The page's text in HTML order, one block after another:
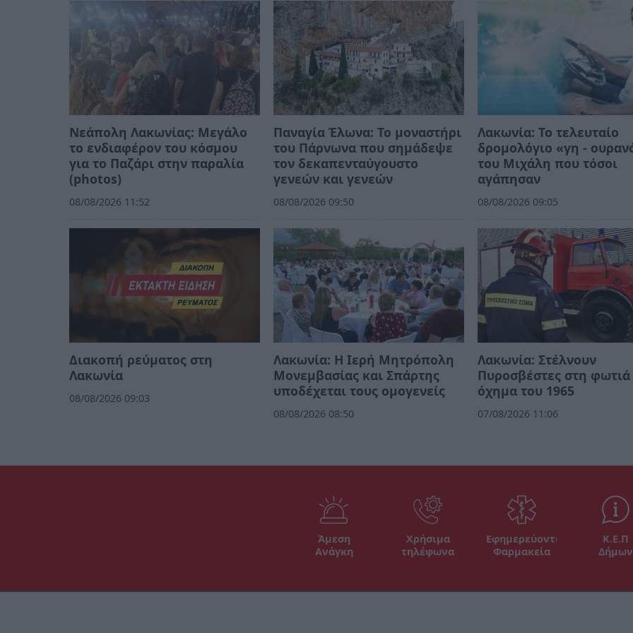
Νεάπολη Λακωνίας: Μεγάλο
το ενδιαφέρον του κόσμου
για το Παζάρι στην παραλία
(photos)
08/08/2026 11:52
Παναγία Έλωνα: Το μοναστήρι
του Πάρνωνα που σημάδεψε
τον δεκαπενταύγουστο
γενεών και γενεών
08/08/2026 09:50
Λακωνία: Το τελευταίο
δρομολόγιο «γη -
του Μιχάλη που τόσοι
αγάπησαν
08/08/2026 09:05
Διακοπή ρεύματος στη
Λακωνία
08/08/2026 09:03
Λακωνία: Η Ιερή Μητρόπολη
Μονεμβασίας και Σπάρτης
υποδέχεται τους ομογενείς
08/08/2026 08:50
Λακωνία: Στέλνουν
Πυροσβέστες στη
όχημα του 1965
07/08/2026 11:06
Άμεση
Ανάγκη
Χρήσιμα
τηλέφωνα
Εφημερεύοντα
Φαρμακεία
Κ.Ε.Π
Δήμων